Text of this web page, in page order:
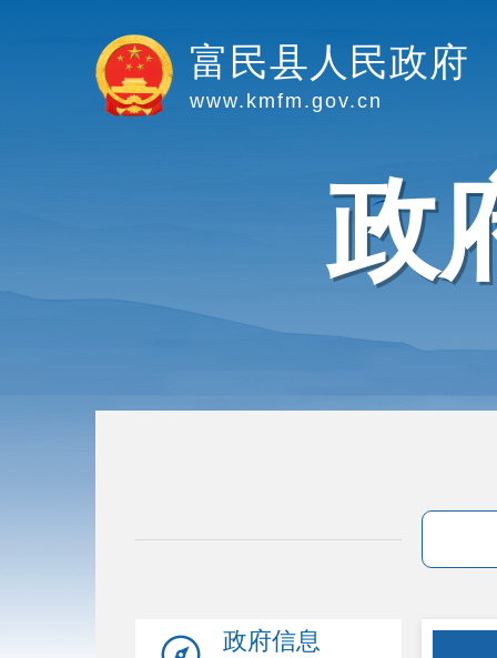
富民县人民政府
www.kmfm.gov.cn
政
政府信息